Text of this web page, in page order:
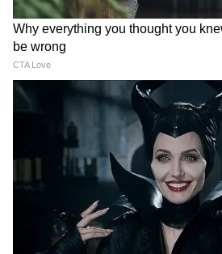
आंकड़े गवाही दे रहे हैं कि इस
से मिलने वाला तेल अप्रैल के
तक बढ़ चुका है। केप्लर के डेटा के